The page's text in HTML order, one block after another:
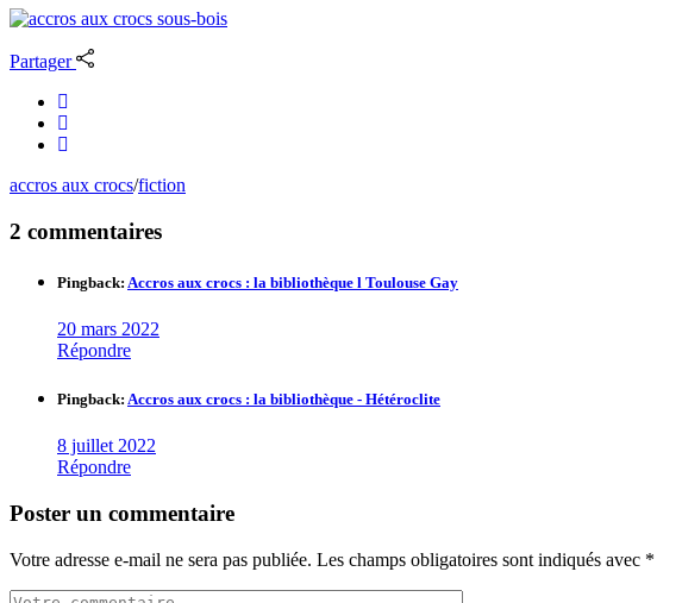
Partager
accros aux crocs/fiction
2 commentaires
Pingback: Accros aux crocs : la bibliothèque l Toulouse Gay
20 mars 2022
Répondre
Pingback: Accros aux crocs : la bibliothèque - Hétéroclite
8 juillet 2022
Répondre
Poster un commentaire
Votre adresse e-mail ne sera pas publiée. Les champs obligatoires sont indiqués avec *